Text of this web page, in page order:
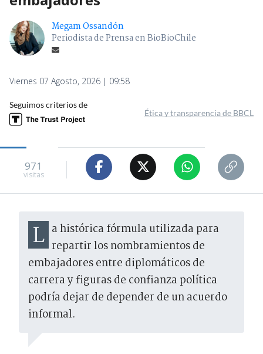
Megam Ossandón
Periodista de Prensa en BioBioChile
Viernes 07 Agosto, 2026 | 09:58
Seguimos criterios de
Ética y transparencia de BBCL
971
visitas
La histórica fórmula utilizada para repartir los nombramientos de
embajadores entre diplomáticos de
carrera y figuras de confianza política
podría dejar de depender de un acuerdo
informal.